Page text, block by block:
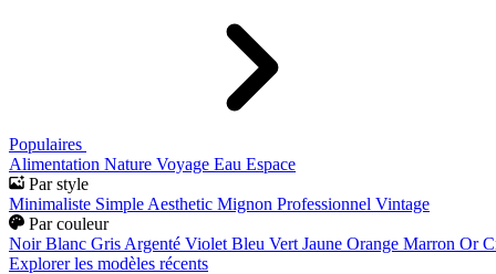
Populaires
Alimentation Nature Voyage Eau Espace
Par style
Minimaliste Simple Aesthetic Mignon Professionnel Vintage
Par couleur
Noir Blanc Gris Argenté Violet Bleu Vert Jaune Orange Marron Or
Explorer les modèles récents